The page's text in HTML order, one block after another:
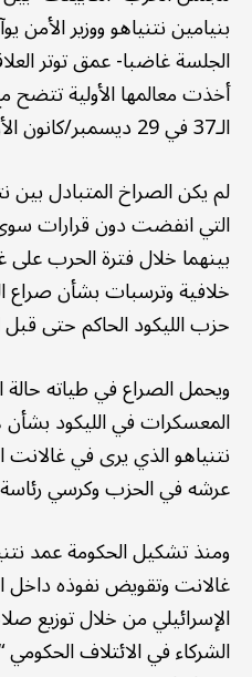
بنيامين نتنياهو ووزير
الجلسة غاضبا- عمق توتر
أخذت معالمها الأولية
الـ37 في 29 ديسمبر/كانون الأول 2022.
لم يكن الصراخ المتبادل بين
التي انفضت دون قرارات
بينهما خلال فترة الحرب على
خلافية وترسبات بشأن
حزب الليكود الحاكم حتى
ويحمل الصراع في طياته
المعسكرات في الليكود
نتنياهو الذي يرى في
عرشه في الحزب وكرسي رئاسة
ومنذ تشكيل الحكومة عمد
غالانت وتقويض نفوذه داخل
الإسرائيلي من خلال توزيع
الشركاء في الائتلاف الحكومي